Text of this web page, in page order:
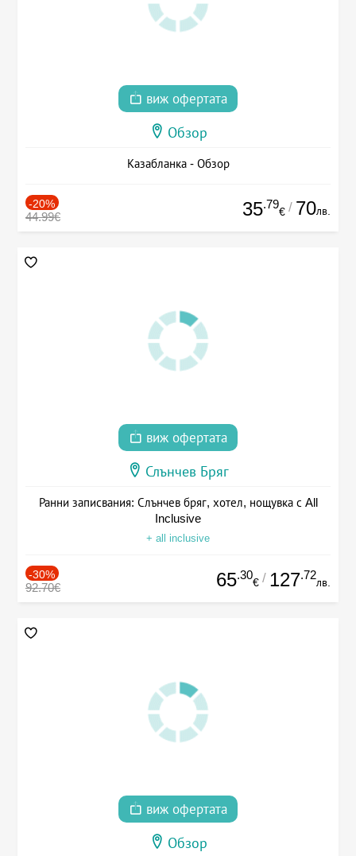
виж офертата
Обзор
Казабланка - Обзор
-20%
44.99€ 35.79
€ / 70лв.
виж офертата
Слънчев Бряг
Ранни записвания: Слънчев бряг, хотел, нощувка с All
Inclusive
+ all inclusive
-30%
92.70€ 65.30
€ / 127.72
лв.
виж офертата
Обзор